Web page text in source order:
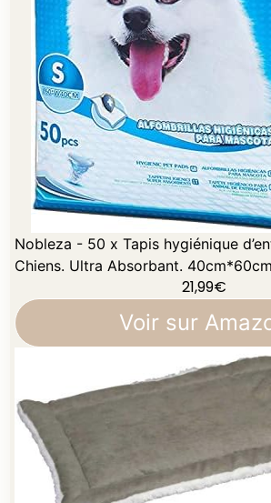
Nobleza - 50 x Tapis hygiénique
Chiens. Ultra Absorbant.
21,99€
Voir sur